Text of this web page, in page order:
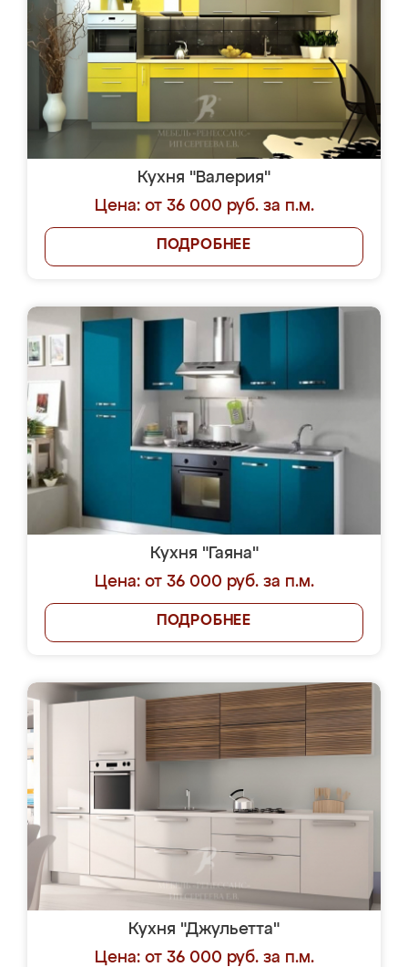
Кухня "Валерия"
Цена: от 36 000 руб. за п.м.
ПОДРОБНЕЕ
Кухня "Гаяна"
Цена: от 36 000 руб. за п.м.
ПОДРОБНЕЕ
Кухня "Джульетта"
Цена: от 36 000 руб. за п.м.